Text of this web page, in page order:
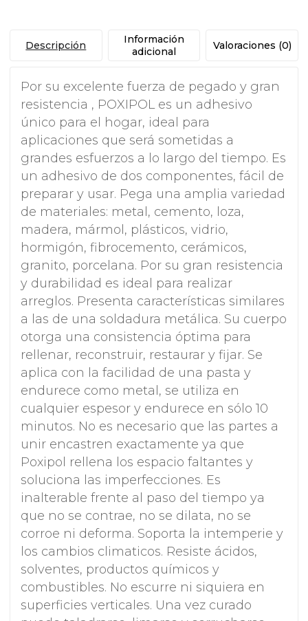
Descripción
Información
adicional
Valoraciones (0)
Por su excelente fuerza de pegado y gran
resistencia , POXIPOL es un adhesivo
único para el hogar, ideal para
aplicaciones que será sometidas a
grandes esfuerzos a lo largo del tiempo. Es
un adhesivo de dos componentes, fácil de
preparar y usar. Pega una amplia variedad
de materiales: metal, cemento, loza,
madera, mármol, plásticos, vidrio,
hormigón, fibrocemento, cerámicos,
granito, porcelana. Por su gran resistencia
y durabilidad es ideal para realizar
arreglos. Presenta características similares
a las de una soldadura metálica. Su cuerpo
otorga una consistencia óptima para
rellenar, reconstruir, restaurar y fijar. Se
aplica con la facilidad de una pasta y
endurece como metal, se utiliza en
cualquier espesor y endurece en sólo 10
minutos. No es necesario que las partes a
unir encastren exactamente ya que
Poxipol rellena los espacio faltantes y
soluciona las imperfecciones. Es
inalterable frente al paso del tiempo ya
que no se contrae, no se dilata, no se
corroe ni deforma. Soporta la intemperie y
los cambios climaticos. Resiste ácidos,
solventes, productos químicos y
combustibles. No escurre ni siquiera en
superficies verticales. Una vez curado